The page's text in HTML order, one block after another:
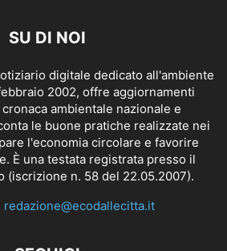
SU DI NOI
digitale dedicato all'ambiente
2002, offre aggiornamenti
ambientale nazionale e
le buone pratiche realizzate nei
l'economia circolare e favorire
È una testata registrata presso il
(iscrizione n. 58 del 22.05.2007).
redazione@ecodallecitta.it